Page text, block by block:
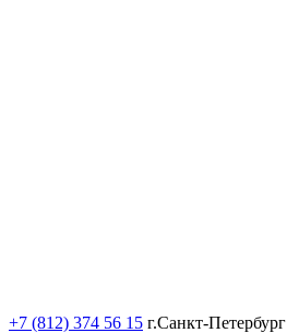
+7 (812) 374 56 15 г.Санкт-Петербург